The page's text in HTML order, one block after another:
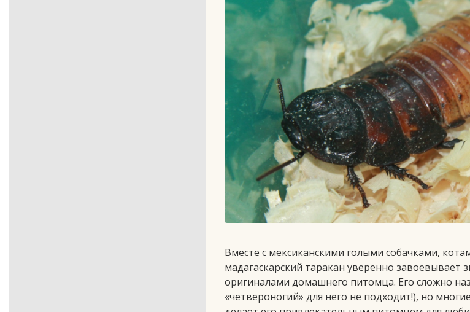
Вместе с мексиканскими голыми собачками,
мадагаскарский таракан уверенно
оригиналами домашнего питомца. Его сложно
«четвероногий» для него не подходит!), но